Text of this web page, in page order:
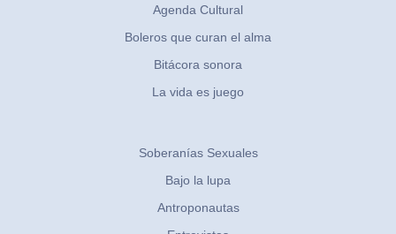
Agenda Cultural
Boleros que curan el alma
Bitácora sonora
La vida es juego
Soberanías Sexuales
Bajo la lupa
Antroponautas